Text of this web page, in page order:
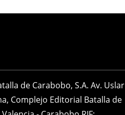
de Carabobo, S.A. Av. Uslar
Complejo Editorial Batalla de